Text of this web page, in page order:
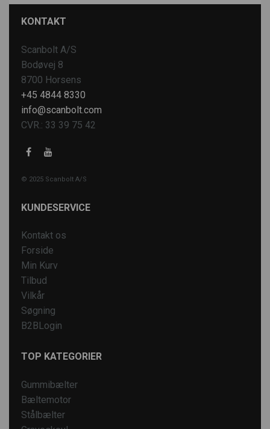
KONTAKT
Scanbolt A/S
Bodøvej 8
8700 Horsens
+45 4844 8330
info@scanbolt.com
CVR.: 33 39 75 42
© 2025 Scanbolt A/S
KUNDESERVICE
Kontakt os
Forside
Min Kurv
Tilbud
Vilkår
Søgning
B2BLogin
TOP KATEGORIER
Gummibælter
Bæltemotor
Stålbælter